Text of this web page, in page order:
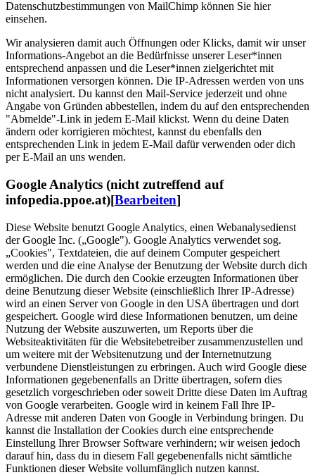
Datenschutzbestimmungen von MailChimp können Sie hier
einsehen.
Wir analysieren damit auch Öffnungen oder Klicks, damit wir unser
Informations-Angebot an die Bedürfnisse unserer Leser*innen
entsprechend anpassen und die Leser*innen zielgerichtet mit
Informationen versorgen können. Die IP-Adressen werden von uns
nicht analysiert. Du kannst den Mail-Service jederzeit und ohne
Angabe von Gründen abbestellen, indem du auf den entsprechenden
"Abmelde"-Link in jedem E-Mail klickst. Wenn du deine Daten
ändern oder korrigieren möchtest, kannst du ebenfalls den
entsprechenden Link in jedem E-Mail dafür verwenden oder dich
per E-Mail an uns wenden.
Google Analytics (nicht zutreffend auf
infopedia.ppoe.at)[Bearbeiten]
Diese Website benutzt Google Analytics, einen Webanalysedienst
der Google Inc. („Google"). Google Analytics verwendet sog.
„Cookies", Textdateien, die auf deinem Computer gespeichert
werden und die eine Analyse der Benutzung der Website durch dich
ermöglichen. Die durch den Cookie erzeugten Informationen über
deine Benutzung dieser Website (einschließlich Ihrer IP-Adresse)
wird an einen Server von Google in den USA übertragen und dort
gespeichert. Google wird diese Informationen benutzen, um deine
Nutzung der Website auszuwerten, um Reports über die
Websiteaktivitäten für die Websitebetreiber zusammenzustellen und
um weitere mit der Websitenutzung und der Internetnutzung
verbundene Dienstleistungen zu erbringen. Auch wird Google diese
Informationen gegebenenfalls an Dritte übertragen, sofern dies
gesetzlich vorgeschrieben oder soweit Dritte diese Daten im Auftrag
von Google verarbeiten. Google wird in keinem Fall Ihre IP-
Adresse mit anderen Daten von Google in Verbindung bringen. Du
kannst die Installation der Cookies durch eine entsprechende
Einstellung Ihrer Browser Software verhindern; wir weisen jedoch
darauf hin, dass du in diesem Fall gegebenenfalls nicht sämtliche
Funktionen dieser Website vollumfänglich nutzen kannst.